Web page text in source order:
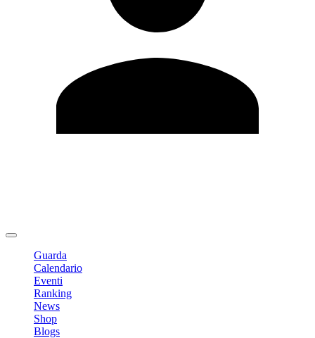
Guarda
Calendario
Eventi
Ranking
News
Shop
Blogs